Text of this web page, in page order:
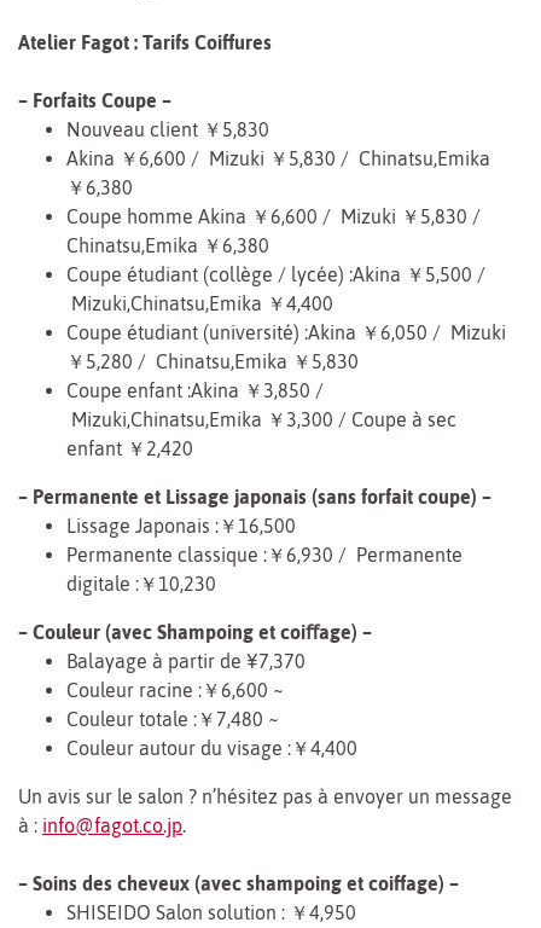
Atelier Fagot : Tarifs Coiffures
– Forfaits Coupe –
Nouveau client ￥5,830
Akina ￥6,600 / Mizuki ￥5,830 / Chinatsu,Emika
￥6,380
Coupe homme Akina ￥6,600 / Mizuki ￥5,830 /
Chinatsu,Emika ￥6,380
Coupe étudiant (collège / lycée) :Akina ￥5,500 /
Mizuki,Chinatsu,Emika ￥4,400
Coupe étudiant (université) :Akina ￥6,050 / Mizuki
￥5,280 / Chinatsu,Emika ￥5,830
Coupe enfant :Akina ￥3,850 /
Mizuki,Chinatsu,Emika ￥3,300 / Coupe à sec
enfant ￥2,420
– Permanente et Lissage japonais (sans forfait coupe) –
Lissage Japonais :￥16,500
Permanente classique :￥6,930 / Permanente
digitale :￥10,230
– Couleur (avec Shampoing et coiﬀage) –
Balayage à partir de ¥7,370
Couleur racine : ￥6,600 ~
Couleur totale : ￥7,480 ~
Couleur autour du visage : ￥4,400
Un avis sur le salon ? n’hésitez pas à envoyer un message
à : info@fagot.co.jp.
– Soins des cheveux (avec shampoing et coiffage) –
SHISEIDO Salon solution : ￥4,950